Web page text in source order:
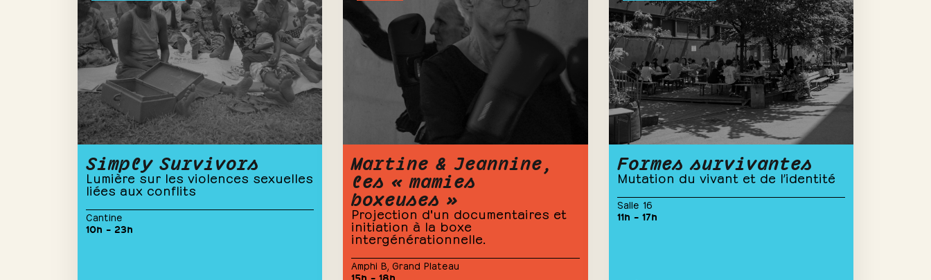
Simply Survivors
Lumière sur les violences sexuelles
liées aux conflits
Cantine
10h – 23h
Martine & Jeannine,
les « mamies
boxeuses »
Projection d'un documentaires et
initiation à la boxe
intergénérationnelle.
Amphi B ,Grand Plateau
15h – 18h
Formes survivantes
Mutation du vivant et de l’identité
Salle 16
11h – 17h